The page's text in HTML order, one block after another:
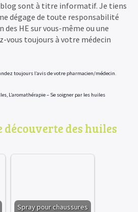
sont à titre informatif. Je tiens
dégage de toute responsabilité
HE sur vous-même ou une
vous toujours à votre médecin
toujours l’avis de votre pharmacien/médecin.
L’aromathérapie – Se soigner par les huiles
des huiles
Spray pour chaussures